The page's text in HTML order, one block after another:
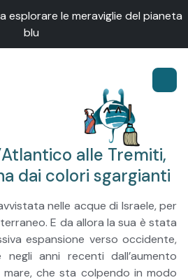
esplorare le meraviglie del pianeta
blu
alle Tremiti,
dai colori sgargianti
nelle acque di Israele, per
E da allora la sua è stata
espansione verso occidente,
negli anni recenti dall’aumento
che sta colpendo in modo